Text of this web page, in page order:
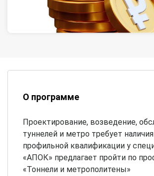
О программе
Проектирование, возведение,
туннелей и метро требует наличия
профильной квалификации у
«АПОК» предлагает пройти по
«Тоннели и метрополитены»